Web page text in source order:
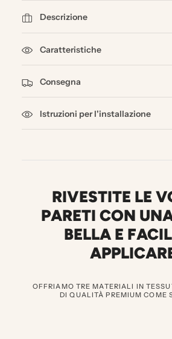
Descrizione
Caratteristiche
Consegna
Istruzioni per l'installazione
RIVESTITE LE
PARETI CON
BELLA E
OFFRIAMO TRE MATERIALI IN
DI QUALITÀ PREMIUM COME